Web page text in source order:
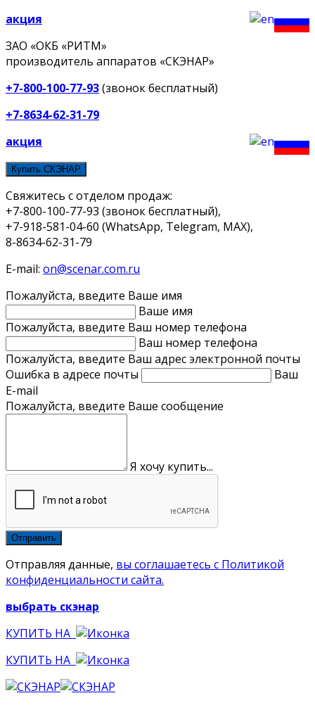
акция
ЗАО «ОКБ «РИТМ»
производитель аппаратов «СКЭНАР»
+7-800-100-77-93(звонок бесплатный)
+7-8634-62-31-79
акция
Купить СКЭНАР
Свяжитесь с отделом продаж:
+7-800-100-77-93 (звонок бесплатный),
+7-918-581-04-60 (WhatsApp, Telegram, MAX),
8-8634-62-31-79
E-mail: on@scenar.com.ru
Пожалуйста, введите Ваше имя
Ваше имя
Пожалуйста, введите Ваш номер телефона
Ваш номер телефона
Пожалуйста, введите Ваш адрес электронной почты
Ошибка в адресе почты
Ваш
E-mail
Пожалуйста, введите Ваше сообщение
Я хочу купить...
Отправляя данные, вы соглашаетесь с Политикой
конфиденциальности сайта.
выбрать скэнар
КУПИТЬ НА
КУПИТЬ НА